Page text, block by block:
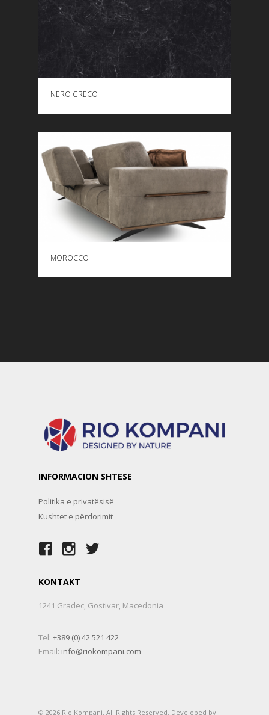
SHIKONI MË SHUMË
NERO GRECO
SHIKONI MË SHUMË
MOROCCO
INFORMACION SHTESE
Politika e privatësisë
Kushtet e përdorimit
KONTAKT
1241 Gradec, Gostivar, Macedonia
Tel: +389 (0) 42 521 422
Email: info@riokompani.com
© 2026 Rio Kompani. All Rights Reserved. Developed by